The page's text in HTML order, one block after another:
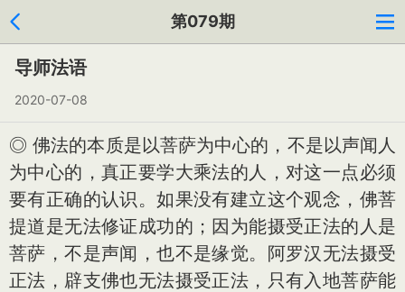
第079期
导师法语
2020-07-08
◎ 佛法的本质是以菩萨为中心的，不是以声闻人
为中心的，真正要学大乘法的人，对这一点必须
要有正确的认识。如果没有建立这个观念，佛菩
提道是无法修证成功的；因为能摄受正法的人是
菩萨，不是声闻，也不是缘觉。阿罗汉无法摄受
正法，辟支佛也无法摄受正法，只有入地菩萨能